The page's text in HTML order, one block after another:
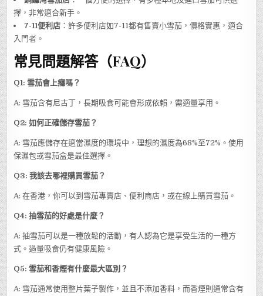
擇，非常適合新手。
7-11便利店 ：許多便利店如7-11都有售賣小雪茄，價格實惠，適合
入門者。
常見問題解答（FAQ）
Q1: 雪茄會上癮嗎？
A: 雪茄含有尼古丁，長期吸食可能會形成依賴，需適量享用。
Q2: 如何正確儲存雪茄？
A: 雪茄應儲存在適當濕度的環境中，理想的濕度為68%至72%。使用
保濕包或雪茄盒是最佳選擇。
Q3: 我該去哪裡購買雪茄？
A: 在香港，你可以到雪茄專賣店、便利商店，或在線上購買雪茄。
Q4: 抽雪茄的好處是什麼？
A: 抽雪茄可以是一種放鬆的活動，有人認為它是享受生活的一種方
式。過量吸食仍有健康風險。
Q5: 雪茄和香煙有什麼最大區別？
A: 雪茄通常使用整片葉子製作，並且不添加香料，而香煙則通常含有